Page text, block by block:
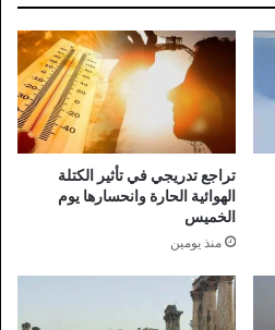
تراجع تدريجي في تأثير الكتلة
الهوائية الحارة وانحسارها يوم
الخميس
منذ يومين